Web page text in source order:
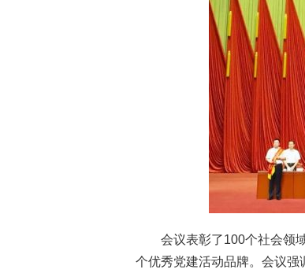
会议表彰了100个社会领
个优秀党建活动品牌。会议强